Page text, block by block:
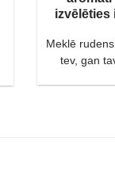
izvēlēties
Meklē
tev, gan